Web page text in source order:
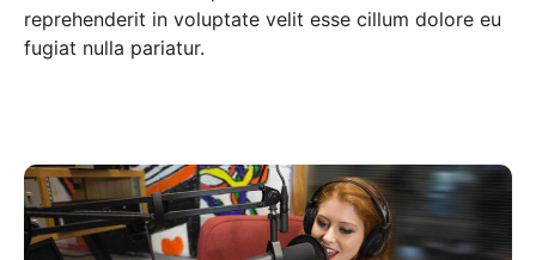
reprehenderit in voluptate velit esse cillum dolore eu
fugiat nulla pariatur.